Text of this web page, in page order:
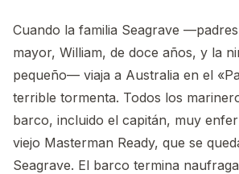
Cuando la familia Seagrave
mayor, William, de doce años, y la
pequeño— viaja a Australia en el
terrible tormenta. Todos los
barco, incluido el capitán, muy
viejo Masterman Ready, que se
Seagrave. El barco termina